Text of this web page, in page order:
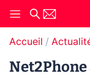
Accueil